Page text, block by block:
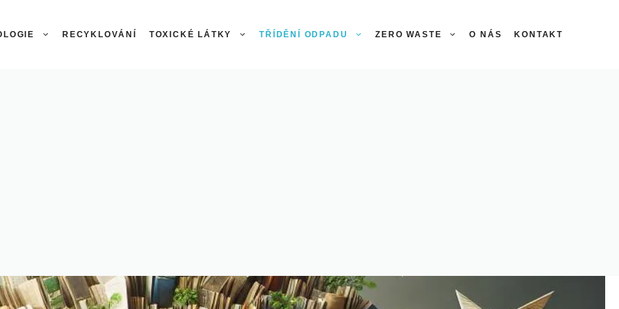
RECYKLOVÁNÍ TOXICKÉ LÁTKY TŘÍDĚNÍ ODPADU ZERO WASTE O NÁS KONTAKT